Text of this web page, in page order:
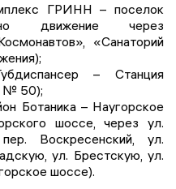
ГРИНН – поселок
движение через
«Санаторий
– Станция
№ 50);
Ботаника – Наугорское
шоссе, через ул.
Воскресенский, ул.
ул. Брестскую, ул.
шоссе).